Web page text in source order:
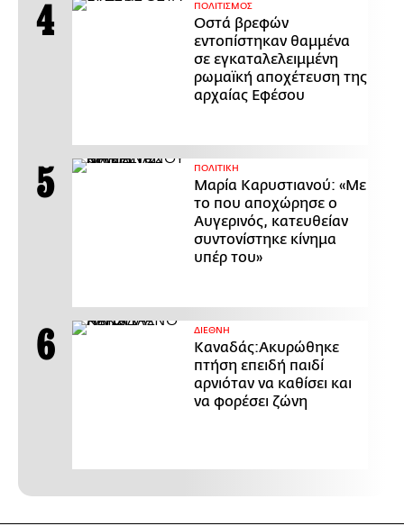
ΠΟΛΙΤΙΣΜΟΣ
Οστά βρεφών
εντοπίστηκαν θαμμένα
σε εγκαταλελειμμένη
ρωμαϊκή αποχέτευση της
αρχαίας Εφέσου
ΠΟΛΙΤΙΚΗ
Μαρία Καρυστιανού: «Με
το που αποχώρησε ο
Αυγερινός, κατευθείαν
συντονίστηκε κίνημα
υπέρ του»
ΔΙΕΘΝΗ
Καναδάς:Ακυρώθηκε
πτήση επειδή παιδί
αρνιόταν να καθίσει και
να φορέσει ζώνη